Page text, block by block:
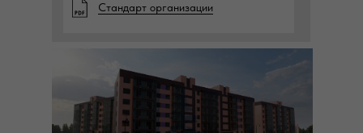
Стандарт организации